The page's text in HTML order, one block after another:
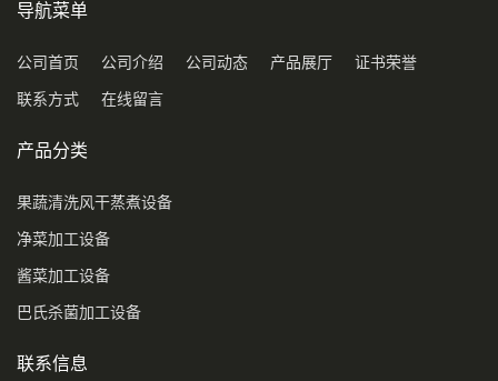
导航菜单
公司首页 公司介绍 公司动态 产品展厅 证书荣誉
联系方式 在线留言
产品分类
果蔬清洗风干蒸煮设备
净菜加工设备
酱菜加工设备
巴氏杀菌加工设备
联系信息